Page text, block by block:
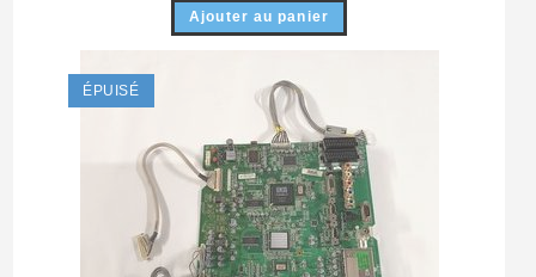
Ajouter au panier
ÉPUISÉ